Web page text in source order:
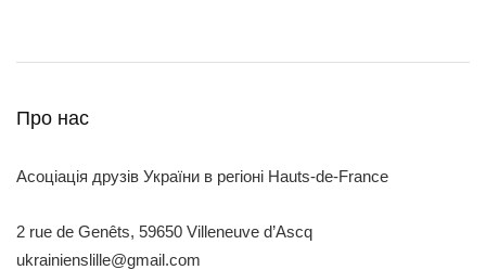
Про нас
Асоціація друзів України в регіоні Hauts-de-France
2 rue de Genêts, 59650 Villeneuve d’Ascq
ukrainienslille@gmail.com